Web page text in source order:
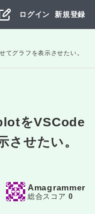
ログイン 新規登録
グラフを表示させたい。
をVSCode
させたい。
Amagrammer
総合スコア 0